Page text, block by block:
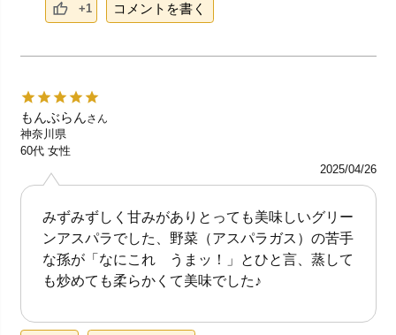
+1 コメントを書く
もんぶらんさん
神奈川県
60代 女性
2025/04/26
みずみずしく甘みがありとっても美味しいグリー
ンアスパラでした、野菜（アスパラガス）の苦手
な孫が「なにこれ うまッ！」とひと言、蒸して
も炒めても柔らかくて美味でした♪